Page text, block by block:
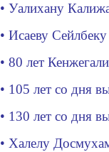
•Уалихану
•Исаеву
•80 лет
• 105 лет со дня
• 130 лет со дня
•Халелу